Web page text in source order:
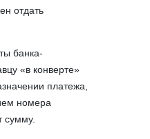
отдать
банка-
«в конверте»
платежа,
номера
сумму.